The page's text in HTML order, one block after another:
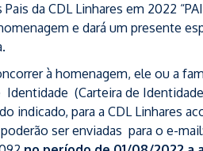
da CDL Linhares em 2022
e dará um presente
à homenagem, ele ou a
(Carteira de
indicado, para a CDL Linhares
ser enviadas para o e-